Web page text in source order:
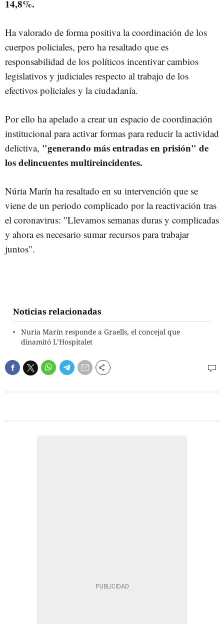
14,8%.
Ha valorado de forma positiva la coordinación de los
cuerpos policiales, pero ha resaltado que es
responsabilidad de los políticos incentivar cambios
legislativos y judiciales respecto al trabajo de los
efectivos policiales y la ciudadanía.
Por ello ha apelado a crear un espacio de coordinación
institucional para activar formas para reducir la actividad
delictiva, "generando más entradas en prisión" de
los delincuentes multireincidentes.
Núria Marín ha resaltado en su intervención que se
viene de un periodo complicado por la reactivación tras
el coronavirus: "Llevamos semanas duras y complicadas
y ahora es necesario sumar recursos para trabajar
juntos".
Noticias relacionadas
Nuria Marín responde a Graells, el concejal que
dinamitó L’Hospitalet